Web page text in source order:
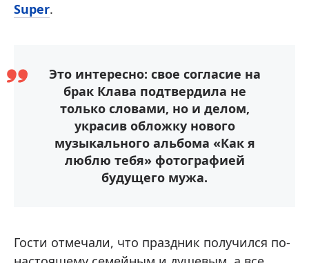
Super.
Это интересно: свое согласие на
брак Клава подтвердила не
только словами, но и делом,
украсив обложку нового
музыкального альбома «Как я
люблю тебя» фотографией
будущего мужа.
Гости отмечали, что праздник получился по-